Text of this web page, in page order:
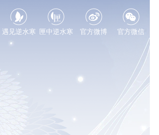
遇见逆水寒 匣中逆水寒 官方微博 官方微信